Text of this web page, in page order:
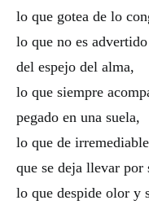
lo que gotea de lo
lo que no es
del espejo del alma,
lo que siempre
pegado en una suela,
lo que de
que se deja llevar por
lo que despide olor y